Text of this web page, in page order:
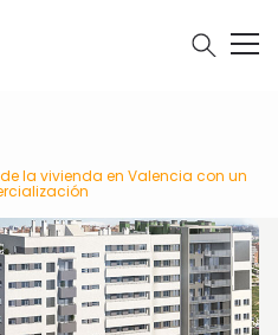
la vivienda en Valencia con un